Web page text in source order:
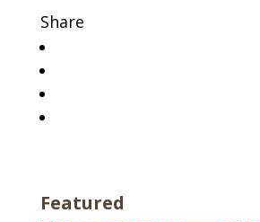
Share
Featured